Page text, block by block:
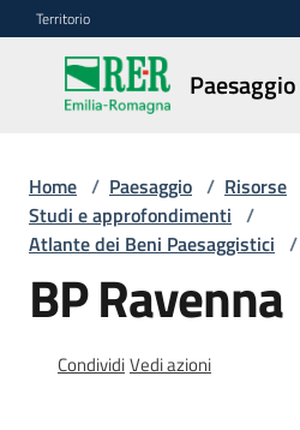
Vai al contenuto
Vai alla navigazione
Vai al footer
Territorio
Paesaggio
Paesaggio
Piano
paesaggistico
regionale
paesaggistici
Home / Paesaggio / Risorse
Studi e approfondimenti /
Atlante dei Beni Paesaggistici /
BP Ravenna
CondividiVedi azioni